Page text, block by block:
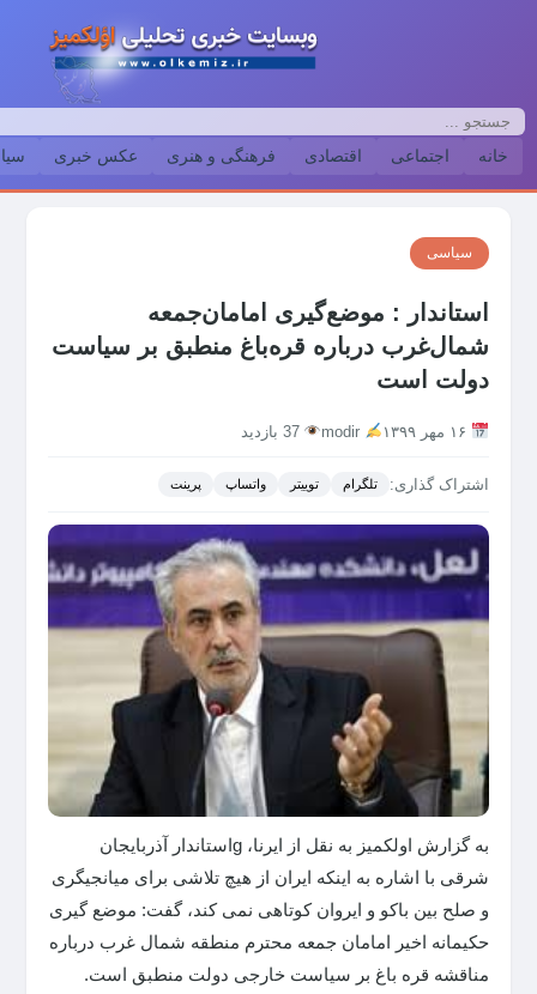
خانه اجتماعی اقتصادی فرهنگی و هنری عکس خبری
سیاسی
استاندار : موضع‌گیری امامان‌جمعه
شمال‌غرب درباره قره‌باغ منطبق بر سیاست
دولت است
37 بازدید
اشتراک گذاری: تلگرام توییتر واتساپ پرینت
به گزارش اولکمیز به نقل از ایرنا، gاستاندار آذربایجان
شرقی با اشاره به اینکه ایران از هیچ تلاشی برای میانجیگری
و صلح بین باکو و ایروان کوتاهی نمی کند، گفت: موضع گیری
حکیمانه اخیر امامان جمعه محترم منطقه شمال غرب درباره
مناقشه قره باغ بر سیاست خارجی دولت منطبق است.